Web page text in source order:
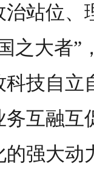
治站位、
之大者”
科技自立
务互融互
的强大动